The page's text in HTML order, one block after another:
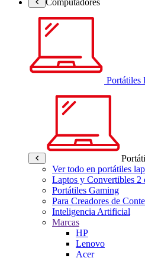
Portátiles
Ver todo en portátiles
Laptos y Convertibles 2
Portátiles Gaming
Para Creadores de
Inteligencia Artificial
Marcas
HP
Lenovo
Acer